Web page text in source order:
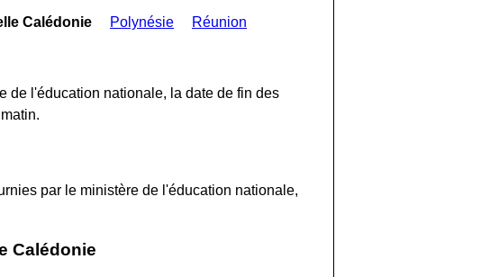
Calédonie Polynésie
Réunion
de l'éducation nationale, la date de fin des
par le ministère de l'éducation nationale,
Calédonie